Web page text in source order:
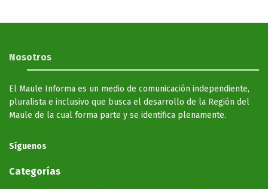
Nosotros
El Maule Informa es un medio de comunicación independiente,
pluralista e inclusivo que busca el desarrollo de la Región del
Maule de la cual forma parte y se identifica plenamente.
Síguenos
Categorías